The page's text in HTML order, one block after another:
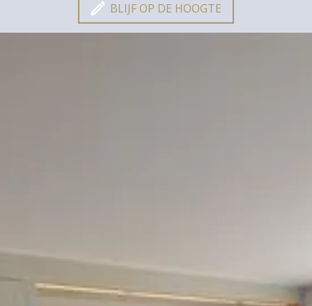
BLIJF OP DE HOOGTE